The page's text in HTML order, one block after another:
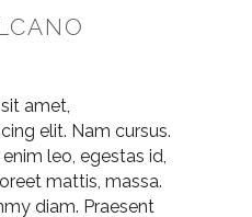
amet,
elit. Nam cursus.
leo, egestas id,
mattis, massa.
diam. Praesent